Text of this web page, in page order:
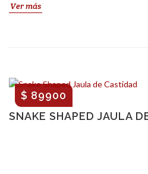
Ver más
SNAKE SHAPED JAULA
$ 89900